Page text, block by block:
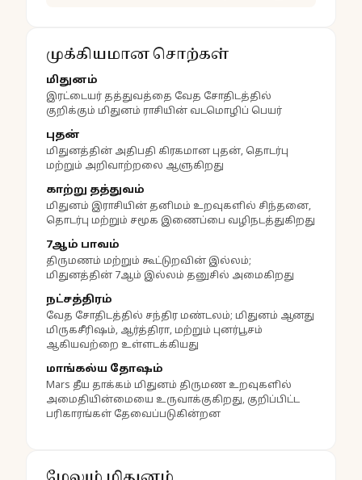
முக்கியமான சொற்கள்
மிதுனம்
இரட்டையர் தத்துவத்தை வேத சோதிடத்தில்
குறிக்கும் மிதுனம் ராசியின் வடமொழிப் பெயர்
புதன்
மிதுனத்தின் அதிபதி கிரகமான புதன், தொடர்பு
மற்றும் அறிவாற்றலை ஆளுகிறது
காற்று தத்துவம்
மிதுனம் இராசியின் தனிமம் உறவுகளில் சிந்தனை,
தொடர்பு மற்றும் சமூக இணைப்பை வழிநடத்துகிறது
7ஆம் பாவம்
திருமணம் மற்றும் கூட்டுறவின் இல்லம்;
மிதுனத்தின் 7ஆம் இல்லம் தனுசில் அமைகிறது
நட்சத்திரம்
வேத சோதிடத்தில் சந்திர மண்டலம்; மிதுனம் ஆனது
மிருகசீரிஷம், ஆர்த்திரா, மற்றும் புனர்பூசம்
ஆகியவற்றை உள்ளடக்கியது
மாங்கல்ய தோஷம்
Mars தீய தாக்கம் மிதுனம் திருமண உறவுகளில்
அமைதியின்மையை உருவாக்குகிறது, குறிப்பிட்ட
பரிகாரங்கள் தேவைப்படுகின்றன